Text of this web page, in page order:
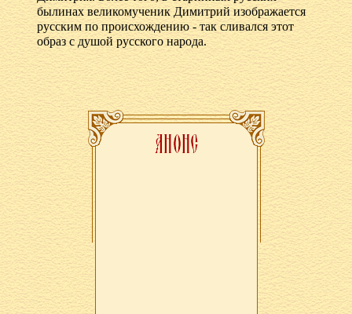
былинах великомученик Димитрий изображается
русским по происхождению - так сливался этот
образ с душой русского народа.